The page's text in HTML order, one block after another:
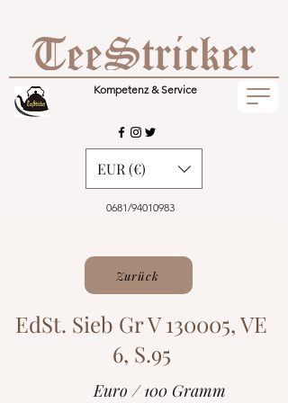
Kompetenz & Service
0681/94010983
EUR (€)
Zurück
EdSt. Sieb Gr V 130005, VE
6, S.95
Euro / 100 Gramm